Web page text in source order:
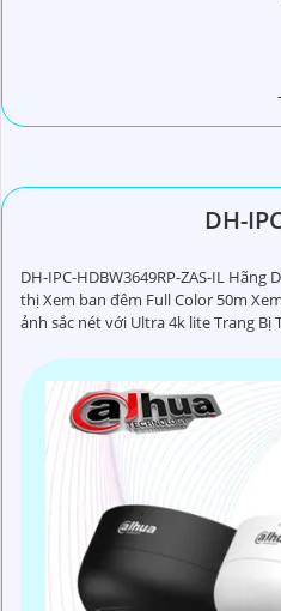
DH-
DH-IPC-HDBW3649RP-ZAS-IL
thị Xem ban đêm Full Color 50m
ảnh sắc nét với Ultra 4k lite Trang Bị